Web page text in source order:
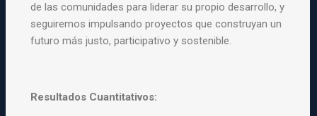
de las comunidades para liderar su propio desarrollo, y
seguiremos impulsando proyectos que construyan un
futuro más justo, participativo y sostenible.
Resultados Cuantitativos: